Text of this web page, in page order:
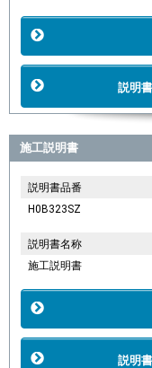
説明
施工説明書
説明書品番
H0B323SZ
説明書名称
施工説明書
説明